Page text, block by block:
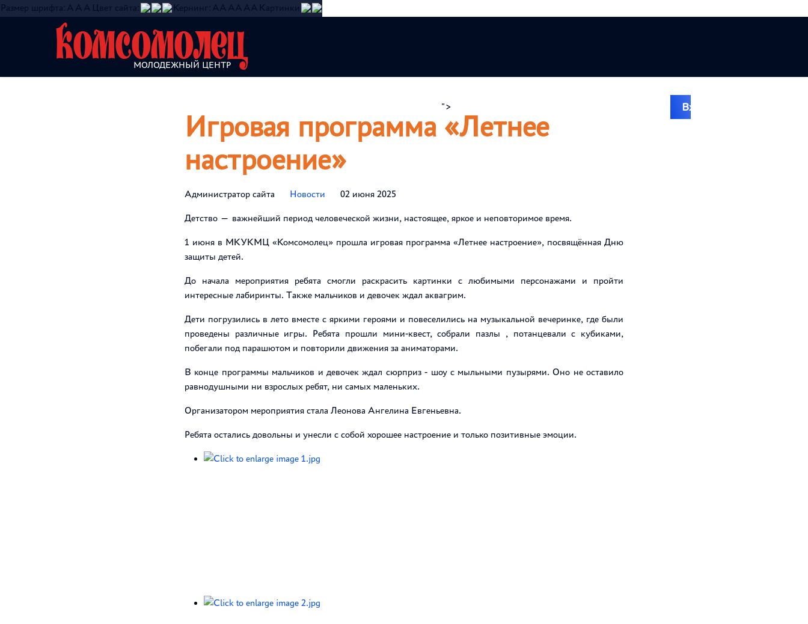
Размер шрифта: A A A Цвет сайта: Кернинг: АА АА АА Картинки
Комсомолец
МОЛОДЕЖНЫЙ ЦЕНТР
"> Вход на сайт
Игровая программа «Летнее
настроение»
Администратор сайта Новости 02 июня 2025
Детство — важнейший период человеческой жизни, настоящее, яркое и неповторимое время.
1 июня в МКУКМЦ «Комсомолец» прошла игровая программа «Летнее настроение», посвящённая Дню
защиты детей.
До начала мероприятия ребята смогли раскрасить картинки с любимыми персонажами и пройти
интересные лабиринты. Также мальчиков и девочек ждал аквагрим.
Дети погрузились в лето вместе с яркими героями и повеселились на музыкальной вечеринке, где были
проведены различные игры. Ребята прошли мини-квест, собрали пазлы , потанцевали с кубиками,
побегали под парашютом и повторили движения за аниматорами.
В конце программы мальчиков и девочек ждал сюрприз - шоу с мыльными пузырями. Оно не оставило
равнодушными ни взрослых ребят, ни самых маленьких.
Организатором мероприятия стала Леонова Ангелина Евгеньевна.
Ребята остались довольны и унесли с собой хорошее настроение и только позитивные эмоции.